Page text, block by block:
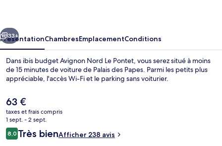
Le
Pontet
Suivant
33+
PrésentationChambresEmplacementConditions
Dans ibis budget Avignon Nord Le Pontet, vous serez situé à moins
de 15 minutes de voiture de Palais des Papes. Parmi les petits plus
appréciable, l'accès Wi-Fi et le parking sans voiturier.
Le
prix
actuel
est
de
63 €
taxes et frais compris
1 sept. - 2 sept.
Avis
voyageurs
8,08,0 sur 10
Très bienAfficher 238 avis